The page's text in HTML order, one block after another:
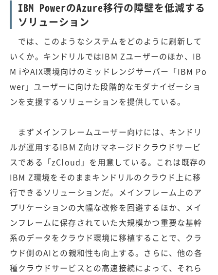
IBM PowerのAzure移行の障壁を低減する
ソリューション
では、このようなシステムをどのように刷新して
いくか。キンドリルではIBM Zユーザーのほか、IB
M iやAIX環境向けのミッドレンジサーバー「IBM Po
wer」ユーザーに向けた段階的なモダナイゼーショ
ンを支援するソリューションを提供している。
まずメインフレームユーザー向けには、キンドリ
ルが運用するIBM Z向けマネージドクラウドサービ
スである「zCloud」を用意している。これは既存の
IBM Z環境をそのままキンドリルのクラウド上に移
行できるソリューションだ。メインフレーム上のア
プリケーションの大幅な改修を回避するほか、メイ
ンフレームに保存されていた大規模かつ重要な基幹
系のデータをクラウド環境に移植することで、クラ
ウド側のAIとの親和性も向上する。さらに、他の各
種クラウドサービスとの高速接続によって、それら